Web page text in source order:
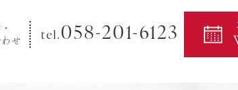
せ
tel.058-201-6123